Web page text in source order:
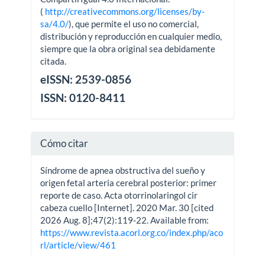
( http://creativecommons.org/licenses/by-
sa/4.0/), que permite el uso no comercial,
distribución y reproducción en cualquier medio,
siempre que la obra original sea debidamente
citada.
eISSN: 2539-0856
ISSN: 0120-8411
Cómo citar
Síndrome de apnea obstructiva del sueño y
origen fetal arteria cerebral posterior: primer
reporte de caso. Acta otorrinolaringol cir
cabeza cuello [Internet]. 2020 Mar. 30 [cited
2026 Aug. 8];47(2):119-22. Available from:
https://www.revista.acorl.org.co/index.php/aco
rl/article/view/461